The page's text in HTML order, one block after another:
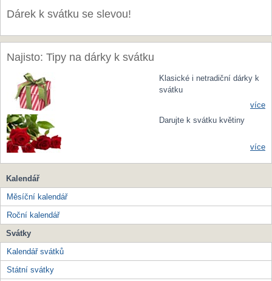
Dárek k svátku se slevou!
Najisto: Tipy na dárky k svátku
Klasické i netradiční dárky k
svátku
více
Darujte k svátku květiny
více
Kalendář
Měsíční kalendář
Roční kalendář
Svátky
Kalendář svátků
Státní svátky